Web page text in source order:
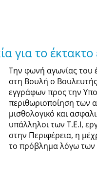
για το
Την φωνή αγωνίας του
στη Βουλή ο
εγγράφων προς την
περιθωριοποίηση των
μισθολογικό και
υπάλληλοι των Τ.Ε.Ι,
στην Περιφέρεια, η
το πρόβλημα λόγω των